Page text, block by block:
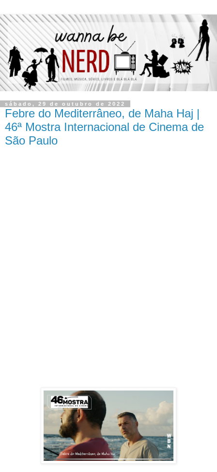
sábado, 29 de outubro de 2022
Febre do Mediterrâneo, de Maha Haj |
46ª Mostra Internacional de Cinema de
São Paulo